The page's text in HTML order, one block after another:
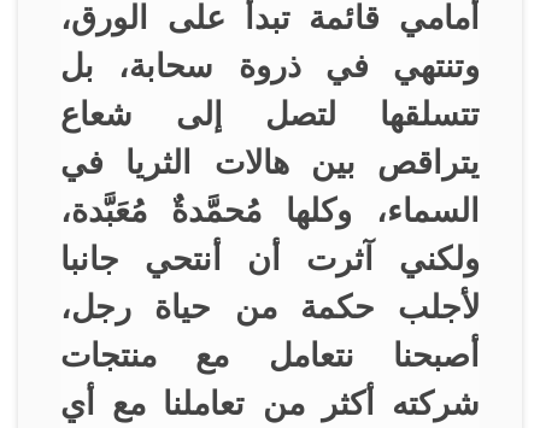
أمامي قائمة تبدأ على الورق،
وتنتهي في ذروة سحابة، بل
تتسلقها لتصل إلى شعاع
يتراقص بين هالات الثريا في
السماء، وكلها مُحمَّدةٌ مُعَبَّدة،
ولكني آثرت أن أنتحي جانبا
لأجلب حكمة من حياة رجل،
أصبحنا نتعامل مع منتجات
شركته أكثر من تعاملنا مع أي